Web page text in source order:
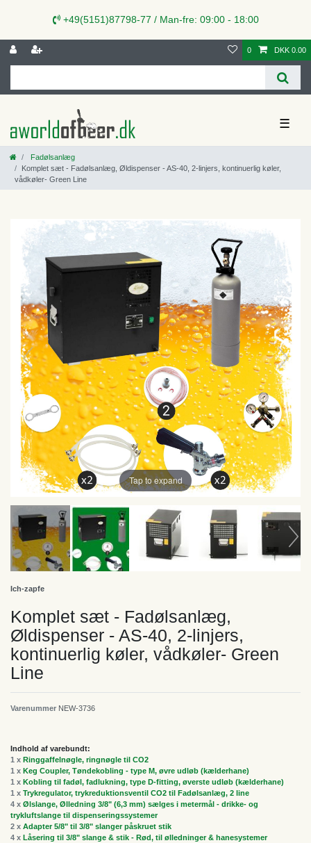
+49(5151)87798-77 / Man-fre: 09:00 - 18:00
0 DKK 0.00
☰
Fadølsanlæg
Komplet sæt - Fadølsanlæg, Øldispenser - AS-40, 2-linjers, kontinuerlig køler,
vådkøler- Green Line
Tap to expand
Ich-zapfe
Komplet sæt - Fadølsanlæg,
Øldispenser - AS-40, 2-linjers,
kontinuerlig køler, vådkøler- Green
Line
Varenummer NEW-3736
Indhold af varebundt:
1 x Ringgaffelnøgle, ringnøgle til CO2
1 x Keg Coupler, Tøndekobling - type M, øvre udløb (kælderhane)
1 x Kobling til fadøl, fadlukning, type D-fitting, øverste udløb (kælderhane)
1 x Trykregulator, trykreduktionsventil CO2 til Fadølsanlæg, 2 line
4 x Ølslange, Ølledning 3/8" (6,3 mm) sælges i metermål - drikke- og
trykluftslange til dispenseringssystemer
2 x Adapter 5/8" til 3/8" slanger påskruet stik
4 x Låsering til 3/8" slange & stik - Rød, til ølledninger & hanesystemer